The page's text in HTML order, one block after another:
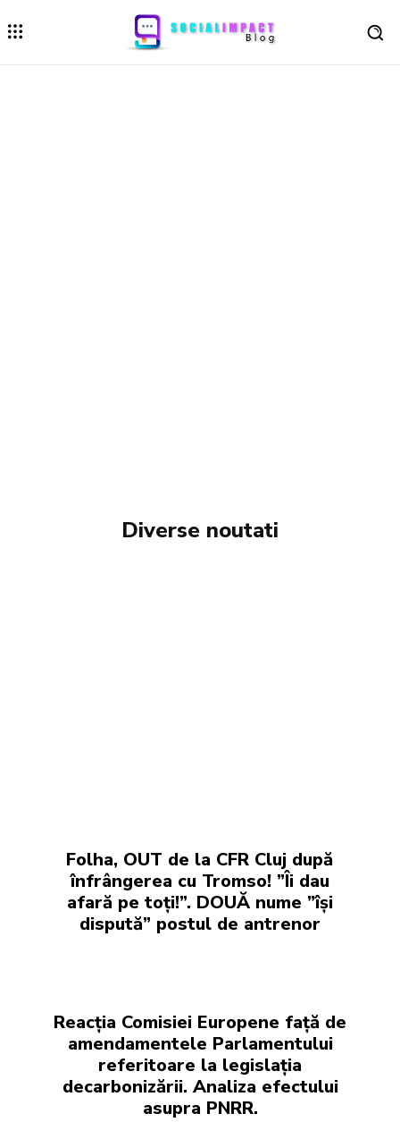
Diverse noutati
Folha, OUT de la CFR Cluj după
înfrângerea cu Tromso! ”Îi dau
afară pe toți!”. DOUĂ nume ”își
dispută” postul de antrenor
Reacția Comisiei Europene față de
amendamentele Parlamentului
referitoare la legislația
decarbonizării. Analiza efectului
asupra PNRR.